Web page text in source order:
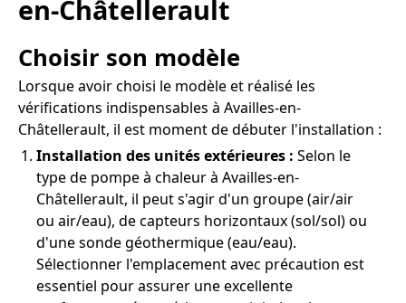
en-Châtellerault
Choisir son modèle
Lorsque avoir choisi le modèle et réalisé les
vérifications indispensables à Availles-en-
Châtellerault, il est moment de débuter l'installation :
Installation des unités extérieures : Selon le
type de pompe à chaleur à Availles-en-
Châtellerault, il peut s'agir d'un groupe (air/air
ou air/eau), de capteurs horizontaux (sol/sol) ou
d'une sonde géothermique (eau/eau).
Sélectionner l'emplacement avec précaution est
essentiel pour assurer une excellente